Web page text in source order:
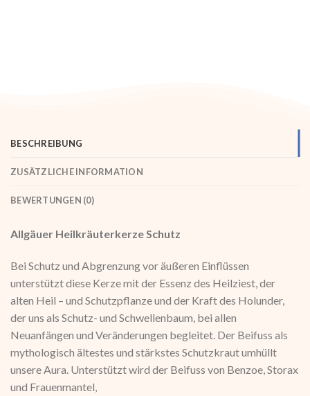
BESCHREIBUNG
ZUSÄTZLICHE INFORMATION
BEWERTUNGEN (0)
Allgäuer Heilkräuterkerze Schutz
Bei Schutz und Abgrenzung vor äußeren Einflüssen
unterstützt diese Kerze mit der Essenz des Heilziest, der
alten Heil – und Schutzpflanze und der Kraft des Holunder,
der uns als Schutz- und Schwellenbaum, bei allen
Neuanfängen und Veränderungen begleitet. Der Beifuss als
mythologisch ältestes und stärkstes Schutzkraut umhüllt
unsere Aura. Unterstützt wird der Beifuss von Benzoe, Storax
und Frauenmantel,